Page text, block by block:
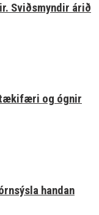
Sviðsmyndir árið
tækifæri og ógnir
handan